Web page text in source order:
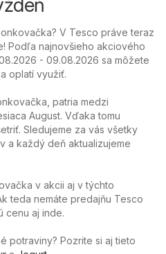
V Tesco práve teraz
Podľa najnovšieho akciového
- 09.08.2026 sa môžete
oplatí využiť.
patria medzi
August. Vďaka tomu
Sledujeme za vás všetky
a každý deň aktualizujeme
v akcii aj v týchto
teda nemáte predajňu Tesco
cenu aj inde.
potraviny? Pozrite si aj tieto